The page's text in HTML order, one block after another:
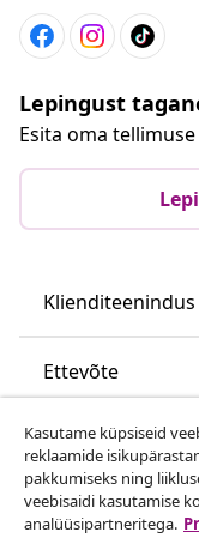
Lepingust
Esita oma
Klienditeenindus
Ettevõte
vidaXL
Vaata rohkem
Kasutame küpsiseid
reklaamide
pakkumiseks ning
veebisaidi kasutamise
analüüsipartneritega.